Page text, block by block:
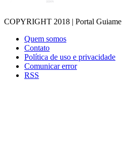
COPYRIGHT 2018 | Portal Guiame
Quem somos
Contato
Política de uso e privacidade
Comunicar error
RSS